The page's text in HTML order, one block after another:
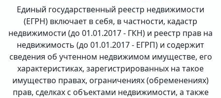
Единый государственный реестр недвижимости
(ЕГРН) включает в себя, в частности, кадастр
недвижимости (до 01.01.2017 - ГКН) и реестр прав на
недвижимость (до 01.01.2017 - ЕГРП) и содержит
сведения об учтенном недвижимом имуществе, его
характеристиках, зарегистрированных на такое
имущество правах, ограничениях (обременениях)
прав, сделках с объектами недвижимости, а также